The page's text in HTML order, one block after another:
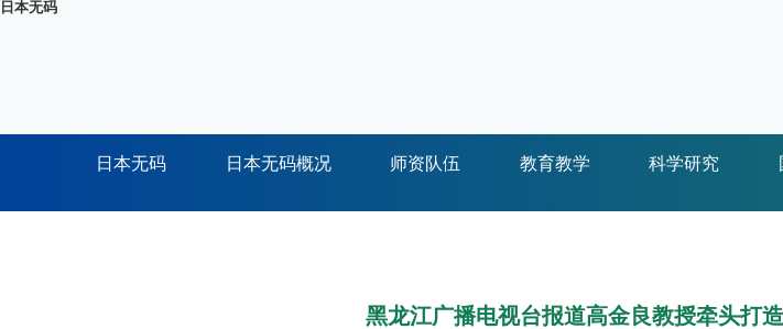
日本无码
日本无码 日本无码概况 师资队伍 教育教学 科学研究
黑龙江广播电视台报道高金良教授牵头打